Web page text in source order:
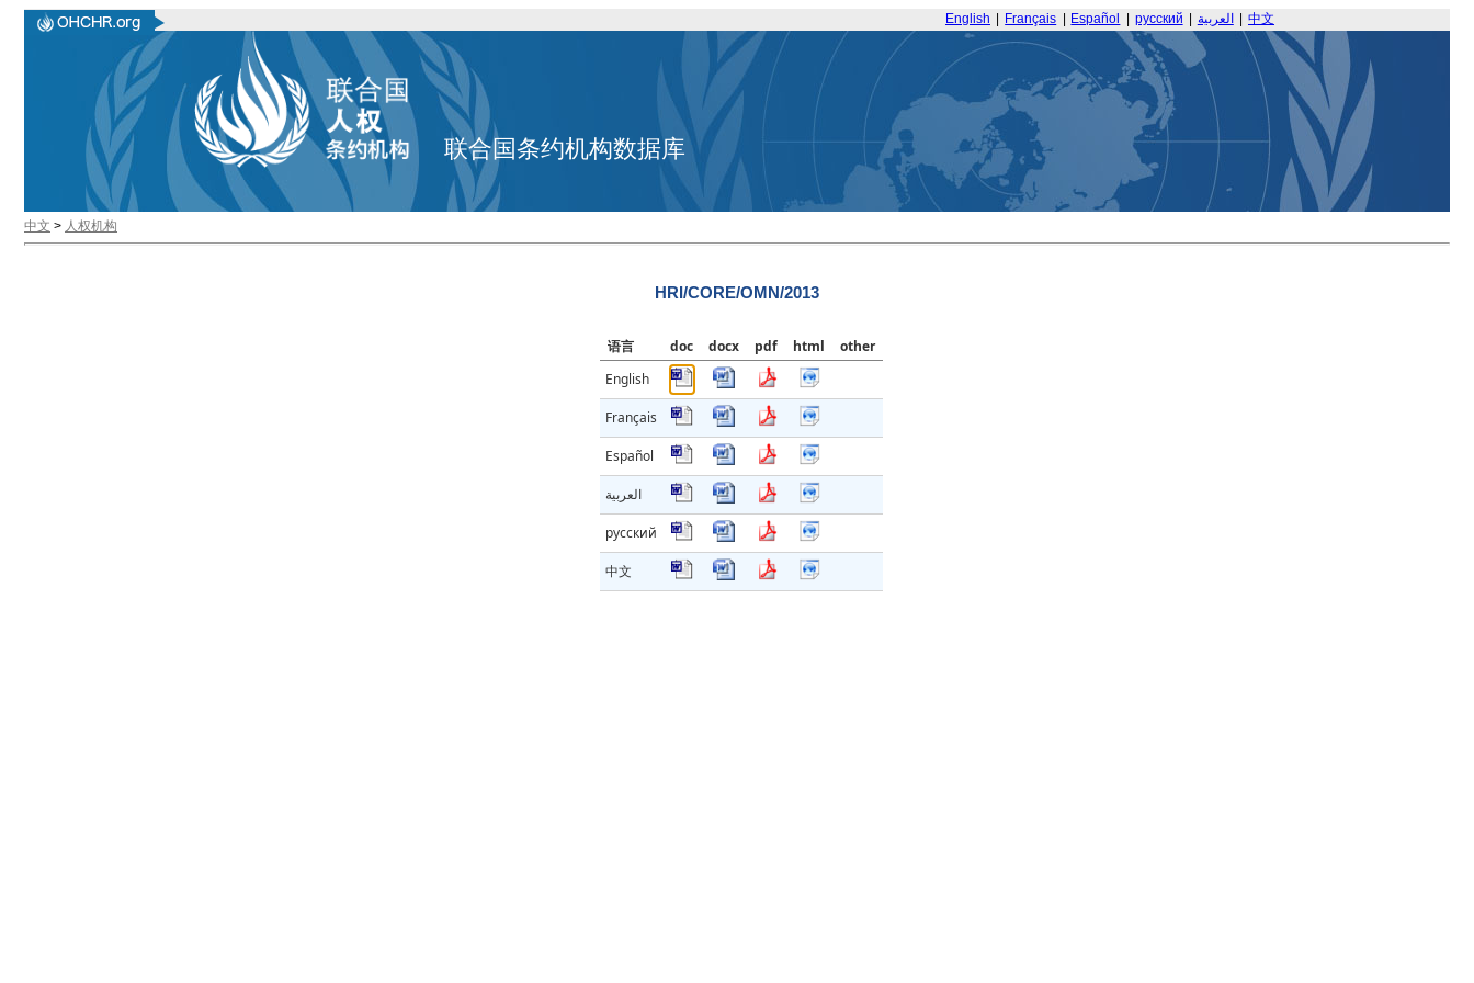
English Français Español русский العربية 中文
联合国条约机构数据库
中文 > 人权机构
HRI/CORE/OMN/2013
语言 doc docx pdf html
other
English
Français
Español
العربية
русский
中文